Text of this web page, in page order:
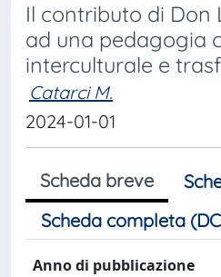
Il contributo di Don
ad una pedagogia
interculturale e
Catarci M.
2024-01-01
Scheda breve
Scheda completa
Anno di pubblicazione